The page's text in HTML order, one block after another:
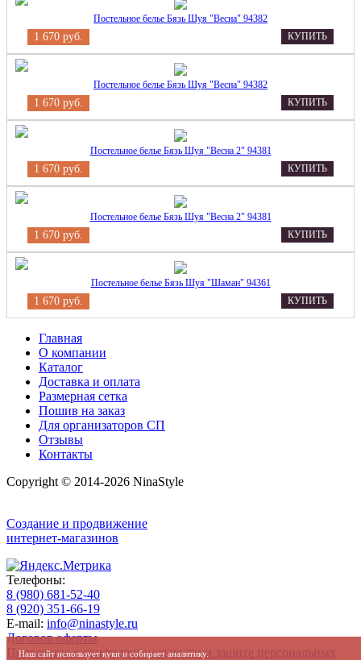
Постельное белье Бязь Шуя "Весна" 94382
1 670 руб. КУПИТЬ
Постельное белье Бязь Шуя "Весна" 94382
1 670 руб. КУПИТЬ
Постельное белье Бязь Шуя "Весна 2" 94381
1 670 руб. КУПИТЬ
Постельное белье Бязь Шуя "Весна 2" 94381
1 670 руб. КУПИТЬ
Постельное белье Бязь Шуя "Шаман" 94361
1 670 руб. КУПИТЬ
Главная
О компании
Каталог
Доставка и оплата
Размерная сетка
Пошив на заказ
Для организаторов СП
Отзывы
Контакты
Copyright © 2014-2026 NinaStyle
Создание и продвижение
интернет-магазинов
Телефоны:
8 (980) 681-52-40
8 (920) 351-66-19
E-mail: info@ninastyle.ru
Договор оферты
Положение о конфиденциальности и защите персональных
Наш сайт использует куки и собирает аналитику.